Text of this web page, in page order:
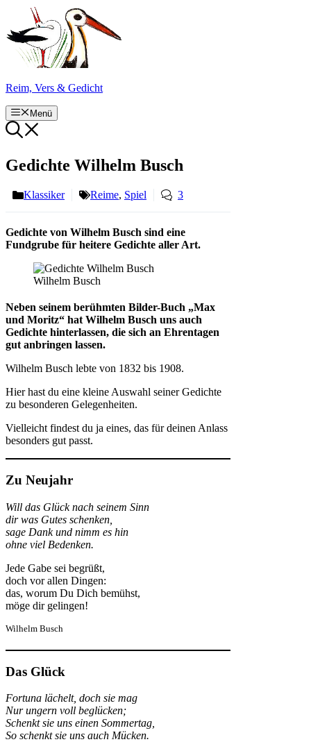
springen
Reim, Vers & Gedicht
Menü
Gedichte Wilhelm Busch
Klassiker Reime, Spiel 3
Gedichte von Wilhelm Busch sind eine
Fundgrube für heitere Gedichte aller Art.
Wilhelm Busch
Neben seinem berühmten Bilder-Buch „Max
und Moritz“ hat Wilhelm Busch uns auch
Gedichte hinterlassen, die sich an Ehrentagen
gut anbringen lassen.
Wilhelm Busch lebte von 1832 bis 1908.
Hier hast du eine kleine Auswahl seiner Gedichte
zu besonderen Gelegenheiten.
Vielleicht findest du ja eines, das für deinen Anlass
besonders gut passt.
Zu Neujahr
Will das Glück nach seinem Sinn
dir was Gutes schenken,
sage Dank und nimm es hin
ohne viel Bedenken.
Jede Gabe sei begrüßt,
doch vor allen Dingen:
das, worum Du Dich bemühst,
möge dir gelingen!
Wilhelm Busch
Das Glück
Fortuna lächelt, doch sie mag
Nur ungern voll beglücken;
Schenkt sie uns einen Sommertag,
So schenkt sie uns auch Mücken.